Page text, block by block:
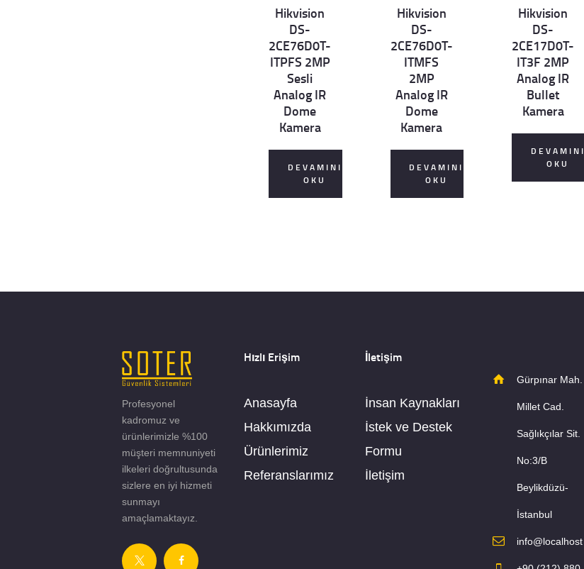
DetHikvision
DS-
2CE76D0T-
ITPFS 2MP
Sesli
Analog IR
Dome
Kamera
DEVAMINI
OKU
DetHikvision
DS-
2CE76D0T-
ITMFS
2MP
Analog IR
Dome
Kamera
DEVAMINI
OKU
DetHikvision
DS-
2CE17D0T-
IT3F 2MP
Analog IR
Bullet
Kamera
DEVAMINI
OKU
Profesyonel
kadromuz ve
ürünlerimizle %100
müşteri memnuniyeti
ilkeleri doğrultusunda
sizlere en iyi hizmeti
sunmayı
amaçlamaktayız.
Hızlı Erişim
Anasayfa
Hakkımızda
Ürünlerimiz
Referanslarımız
İletişim
İnsan Kaynakları
İstek ve Destek
Formu
İletişim
Gürpınar Mah.
Millet Cad.
Sağlıkçılar Sit.
No:3/B
Beylikdüzü-
İstanbul
info@localhost